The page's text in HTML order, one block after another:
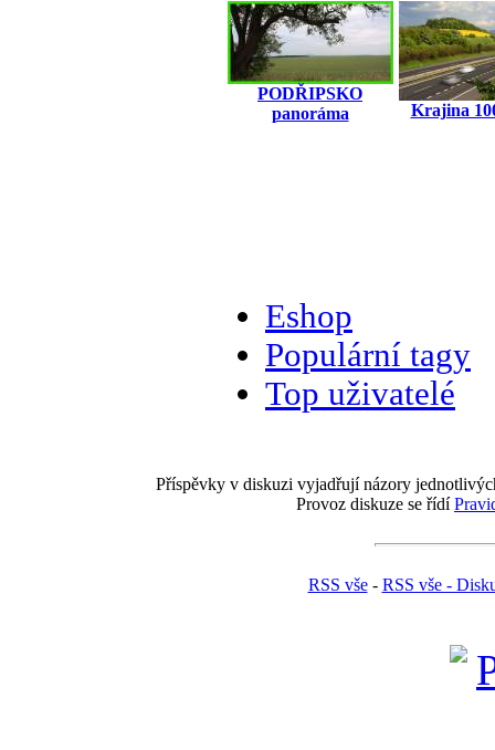
PODŘIPSKO
panoráma
Krajina
Eshop
Populární tagy
Top uživatelé
Příspěvky v diskuzi vyjadřují názory
Provoz diskuze se řídí
RSS vše- RSS vše -